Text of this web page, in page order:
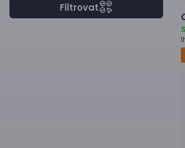
Filtrovat